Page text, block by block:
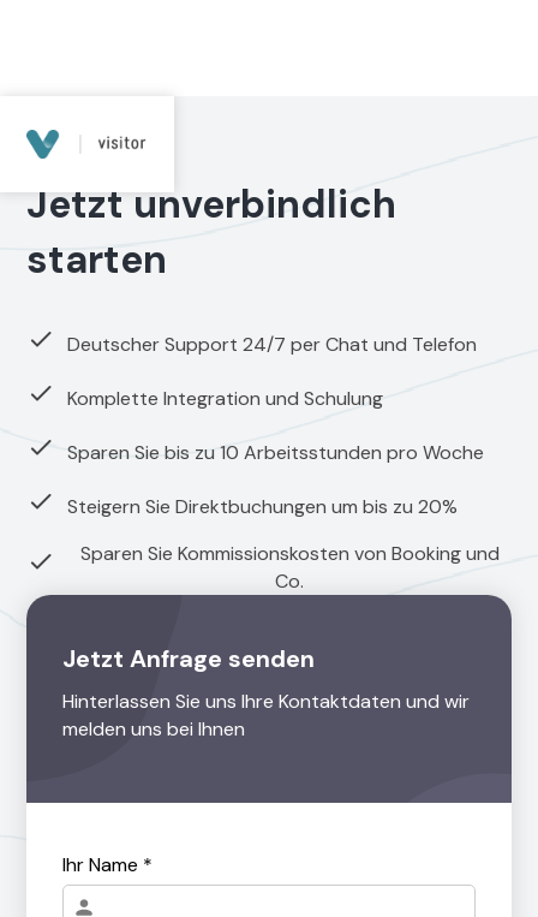
ANFRAGE SENDEN
Jetzt unverbindlich
starten
Deutscher Support 24/7 per Chat und Telefon
Komplette Integration und Schulung
Sparen Sie bis zu 10 Arbeitsstunden pro Woche
Steigern Sie Direktbuchungen um bis zu 20%
Sparen Sie Kommissionskosten von Booking und
Co.
Jetzt Anfrage senden
Hinterlassen Sie uns Ihre Kontaktdaten und wir
melden uns bei Ihnen
Ihr Name *